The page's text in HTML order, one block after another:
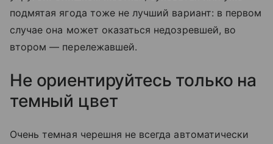
подмятая ягода тоже не лучший вариант: в первом
случае она может оказаться недозревшей, во
втором — перележавшей.
Не ориентируйтесь только на
темный цвет
Очень темная черешня не всегда автоматически